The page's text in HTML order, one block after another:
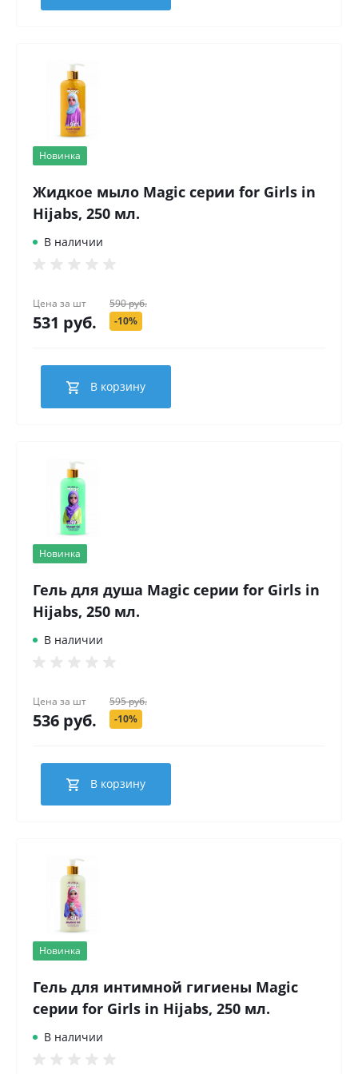
Новинка
Жидкое мыло Magic серии for Girls in
Hijabs, 250 мл.
В наличии
Цена за шт
531 руб.
590 руб.
-10%
В корзину
Новинка
Гель для душа Magic серии for Girls in
Hijabs, 250 мл.
В наличии
Цена за шт
536 руб.
595 руб.
-10%
В корзину
Новинка
Гель для интимной гигиены Magic
серии for Girls in Hijabs, 250 мл.
В наличии